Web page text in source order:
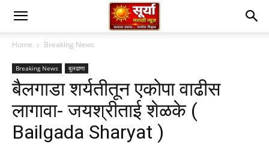
Home Breaking News
Breaking News बुलढाणा
बैलगाडा शर्यतीतून एकोपा वाढीस
लागावा- जयश्रीताई शेळके (
Bailgada Sharyat )